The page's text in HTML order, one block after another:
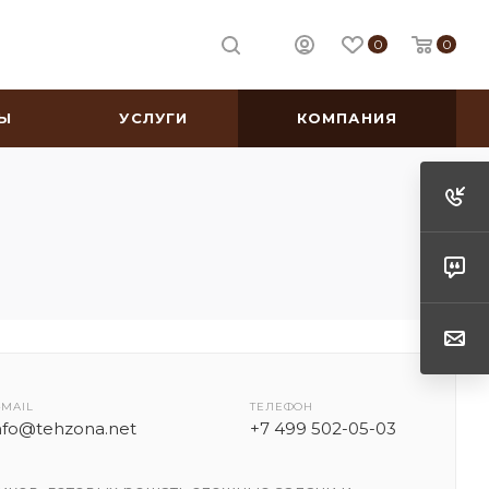
0 0
УСЛУГИ КОМПАНИЯ
MAIL ТЕЛЕФОН
+7 499 502-05-03